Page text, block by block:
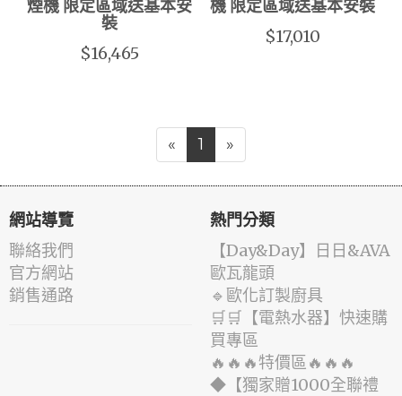
煙機 限定區域送基本安
裝
$16,465
機 限定區域送基本安裝
$17,010
« 1 »
網站導覽
聯絡我們
官方網站
銷售通路
熱門分類
️【Day&Day】️日日&AVA
歐瓦龍頭
🔹歐化訂製廚具
🛒🛒【電熱水器】快速購
買專區
🔥🔥🔥特價區🔥🔥🔥
◆【獨家贈1000全聯禮